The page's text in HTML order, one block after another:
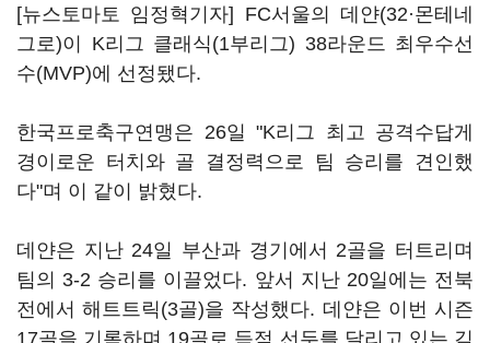
[뉴스토마토 임정혁기자] FC서울의 데얀(32·몬테네
그로)이 K리그 클래식(1부리그) 38라운드 최우수선
수(MVP)에 선정됐다.
한국프로축구연맹은 26일 "K리그 최고 공격수답게
경이로운 터치와 골 결정력으로 팀 승리를 견인했
다"며 이 같이 밝혔다.
데얀은 지난 24일 부산과 경기에서 2골을 터트리며
팀의 3-2 승리를 이끌었다. 앞서 지난 20일에는 전북
전에서 해트트릭(3골)을 작성했다. 데얀은 이번 시즌
17골을 기록하며 19골로 득점 선두를 달리고 있는 김